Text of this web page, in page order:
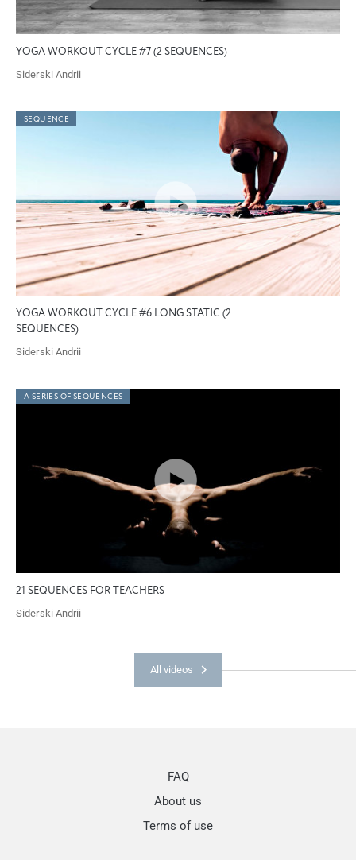
YOGA WORKOUT CYCLE #7 (2 SEQUENCES)
Siderski Andrii
SEQUENCE
YOGA WORKOUT CYCLE #6 LONG STATIC (2
SEQUENCES)
Siderski Andrii
A SERIES OF SEQUENCES
21 SEQUENCES FOR TEACHERS
Siderski Andrii
All videos
FAQ
About us
Terms of use